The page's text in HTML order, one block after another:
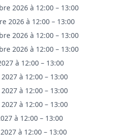
2026 à 12:00 – 13:00
2026 à 12:00 – 13:00
2026 à 12:00 – 13:00
2026 à 12:00 – 13:00
à 12:00 – 13:00
à 12:00 – 13:00
à 12:00 – 13:00
à 12:00 – 13:00
à 12:00 – 13:00
à 12:00 – 13:00